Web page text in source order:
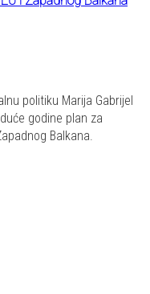
politiku Marija Gabrijel
godine plan za
Balkana.